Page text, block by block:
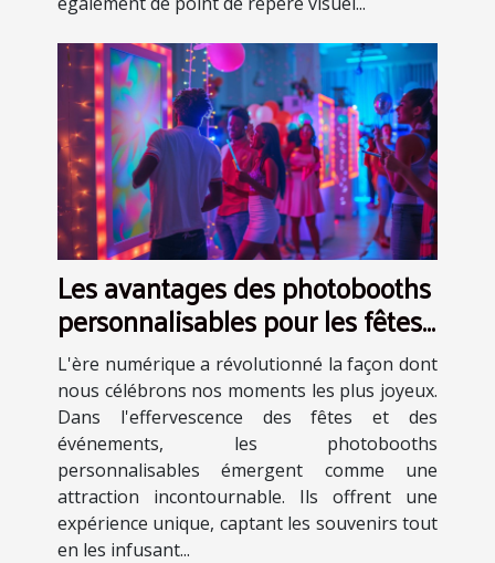
Les avantages des photobooths
personnalisables pour les fêtes
et événements
L'ère numérique a révolutionné la façon dont
nous célébrons nos moments les plus joyeux.
Dans l'effervescence des fêtes et des
événements, les photobooths
personnalisables émergent comme une
attraction incontournable. Ils offrent une
expérience unique, captant les souvenirs tout
en les infusant...